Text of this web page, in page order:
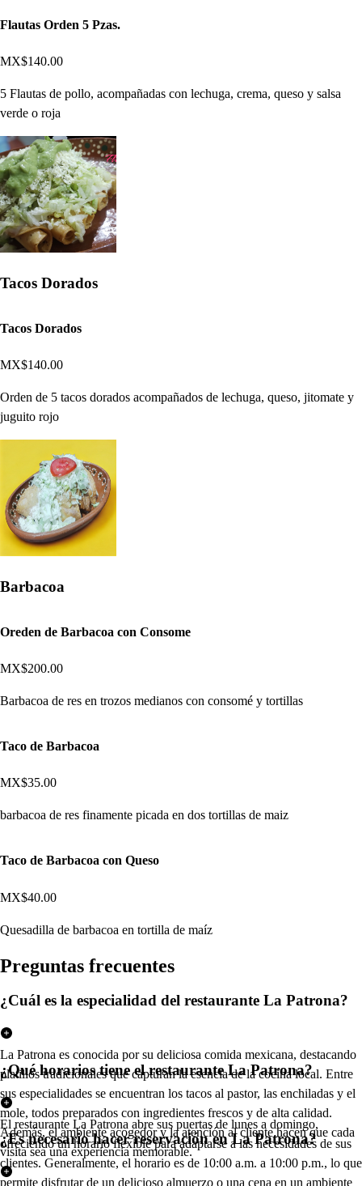
Flautas Orden 5 Pzas.
MX$140.00
5 Flautas de pollo, acompañadas con lechuga, crema, queso y salsa
verde o roja
Tacos Dorados
Tacos Dorados
MX$140.00
Orden de 5 tacos dorados acompañados de lechuga, queso, jitomate y
juguito rojo
Barbacoa
Oreden de Barbacoa con Consome
MX$200.00
Barbacoa de res en trozos medianos con consomé y tortillas
Taco de Barbacoa
MX$35.00
barbacoa de res finamente picada en dos tortillas de maiz
Taco de Barbacoa con Queso
MX$40.00
Quesadilla de barbacoa en tortilla de maíz
Preguntas frecuentes
¿Cuál es la especialidad del restaurante La Patrona?
La Patrona es conocida por su deliciosa comida mexicana, destacando
platillos tradicionales que capturan la esencia de la cocina local. Entre
sus especialidades se encuentran los tacos al pastor, las enchiladas y el
mole, todos preparados con ingredientes frescos y de alta calidad.
Además, el ambiente acogedor y la atención al cliente hacen que cada
visita sea una experiencia memorable.
¿Qué horarios tiene el restaurante La Patrona?
El restaurante La Patrona abre sus puertas de lunes a domingo,
ofreciendo un horario flexible para adaptarse a las necesidades de sus
clientes. Generalmente, el horario es de 10:00 a.m. a 10:00 p.m., lo que
permite disfrutar de un delicioso almuerzo o una cena en un ambiente
¿Es necesario hacer reservación en La Patrona?